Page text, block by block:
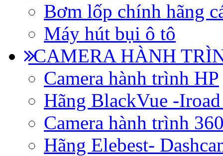
Bơm lốp chính hãng
Máy hút bụi ô tô
CAMERA HÀNH
Camera hành trình HP
Hãng BlackVue -
Camera hành trình
Hãng Elebest-